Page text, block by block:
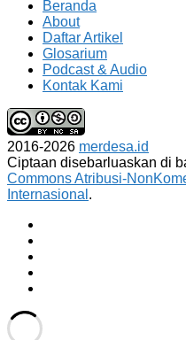
Beranda
About
Daftar Artikel
Glosarium
Podcast & Audio
Kontak Kami
2016-2026 merdesa.id
Ciptaan disebarluaskan di
Commons Atribusi-
Internasional .